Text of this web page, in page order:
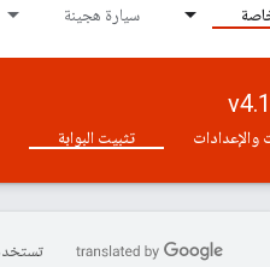
سيارة هجينة
والإعدادات تثبيت البوابة